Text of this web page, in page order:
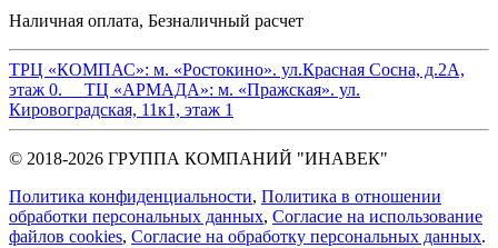
Наличная оплата, Безналичный расчет
ТРЦ «КОМПАС»: м. «Ростокино». ул.Красная Сосна, д.2А,
этаж 0. ТЦ «АРМАДА»: м. «Пражская». ул.
Кировоградская, 11к1, этаж 1
© 2018-2026 ГРУППА КОМПАНИЙ "ИНАВЕК"
Политика конфиденциальности, Политика в отношении
обработки персональных данных, Cогласие на использование
файлов cookies, Согласие на обработку персональных данных.